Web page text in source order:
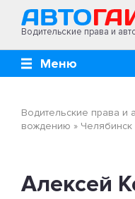
Водительские права и
Меню
Водительские права и
вождению » Челябинск
Алексей